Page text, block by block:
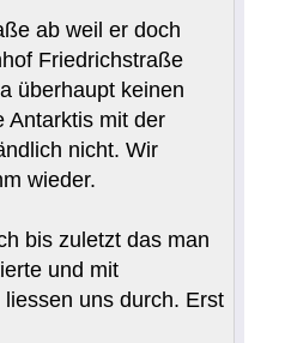
ab weil er doch
Friedrichstraße
überhaupt keinen
Antarktis mit der
nicht. Wir
wieder.
bis zuletzt das man
und mit
uns durch. Erst